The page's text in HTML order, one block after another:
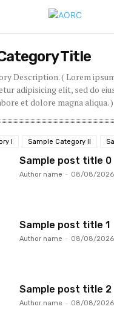
Title
Description. ( Lorem
adipisicing elit, sed do
et dolore magna aliqua. )
I Sample Category II
Sample post title 0
Author name - 08/08/2026
Sample post title 1
Author name - 08/08/2026
Sample post title 2
Author name - 08/08/2026